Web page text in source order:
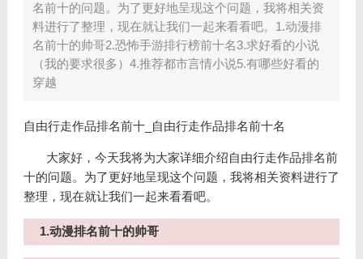
名前十的问题。为了更好地呈现这个问题，我将相关资
料进行了整理，现在就让我们一起来看看吧。1.动漫排
名前十的帅哥2.恐怖手游排行榜前十名3.求好看的小说
（我的要求很多）4.推荐都市言情小说5.有哪些好看的
穿越
自由行走作品排名前十_自由行走作品排名前十名
大家好，今天我将为大家详细介绍自由行走作品排名前
十的问题。为了更好地呈现这个问题，我将相关资料进行了
整理，现在就让我们一起来看看吧。
1.动漫排名前十的帅哥